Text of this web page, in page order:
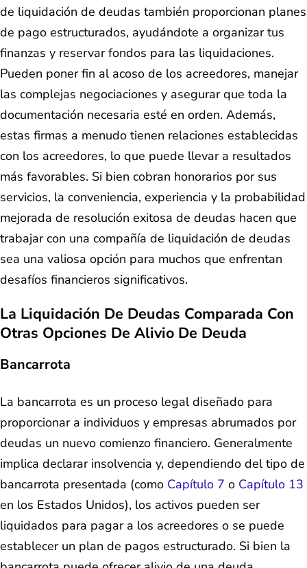
de liquidación de deudas también proporcionan planes
de pago estructurados, ayudándote a organizar tus
finanzas y reservar fondos para las liquidaciones.
Pueden poner fin al acoso de los acreedores, manejar
las complejas negociaciones y asegurar que toda la
documentación necesaria esté en orden. Además,
estas firmas a menudo tienen relaciones establecidas
con los acreedores, lo que puede llevar a resultados
más favorables. Si bien cobran honorarios por sus
servicios, la conveniencia, experiencia y la probabilidad
mejorada de resolución exitosa de deudas hacen que
trabajar con una compañía de liquidación de deudas
sea una valiosa opción para muchos que enfrentan
desafíos financieros significativos.
La Liquidación De Deudas Comparada Con
Otras Opciones De Alivio De Deuda
Bancarrota
La bancarrota es un proceso legal diseñado para
proporcionar a individuos y empresas abrumados por
deudas un nuevo comienzo financiero. Generalmente
implica declarar insolvencia y, dependiendo del tipo de
bancarrota presentada (como Capítulo 7 o Capítulo 13
en los Estados Unidos), los activos pueden ser
liquidados para pagar a los acreedores o se puede
establecer un plan de pagos estructurado. Si bien la